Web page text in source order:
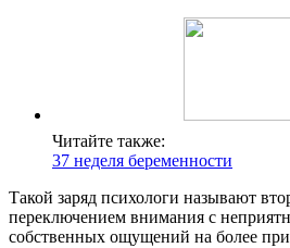
Читайте также:
37 неделя беременности
Такой заряд психологи называют
переключением внимания с
собственных ощущений на более